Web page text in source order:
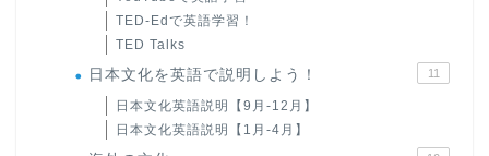
TED-Edで英語学習！
TED Talks
日本文化を英語で説明しよう！ 11
日本文化英語説明【9月-12月】
日本文化英語説明【1月-4月】